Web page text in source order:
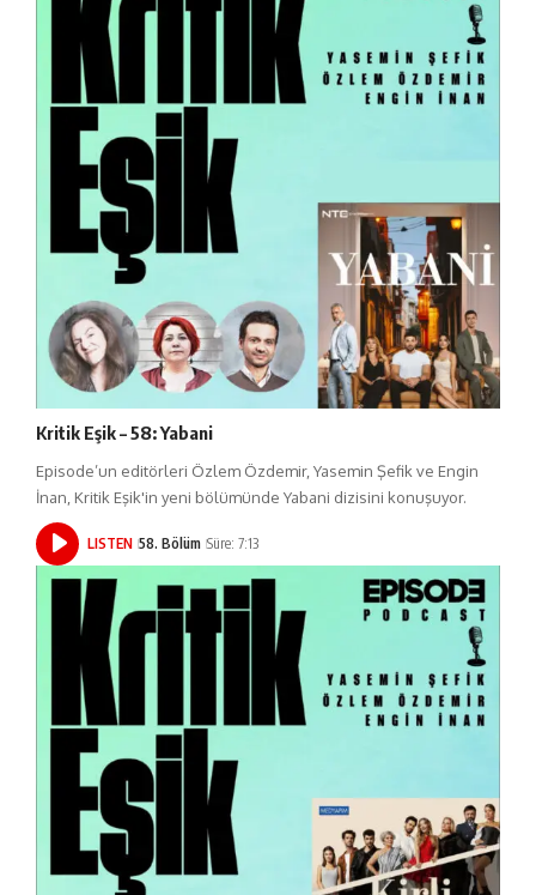
Kritik Eşik – 58: Yabani
Episode’un editörleri Özlem Özdemir, Yasemin Şefik ve Engin
İnan, Kritik Eşik'in yeni bölümünde Yabani dizisini konuşuyor.
LISTEN 58. Bölüm Süre: 7:13